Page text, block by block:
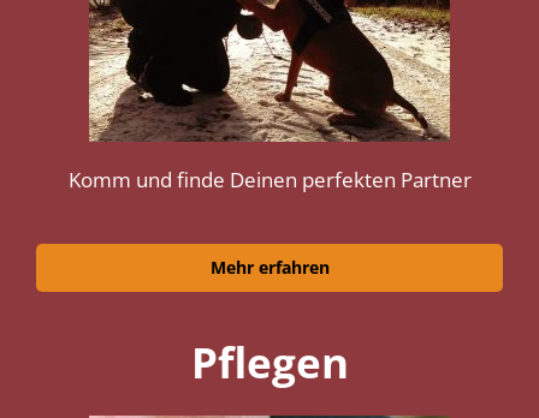
Komm und finde Deinen perfekten Partner
Mehr erfahren
Pflegen